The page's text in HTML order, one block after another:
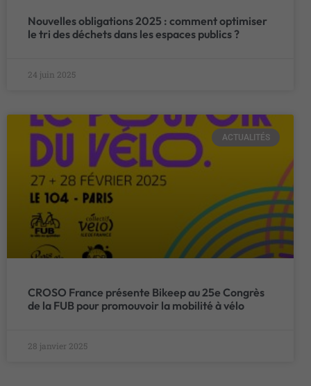
Nouvelles obligations 2025 : comment optimiser
le tri des déchets dans les espaces publics ?
24 juin 2025
ACTUALITÉS
CROSO France présente Bikeep au 25e Congrès
de la FUB pour promouvoir la mobilité à vélo
28 janvier 2025